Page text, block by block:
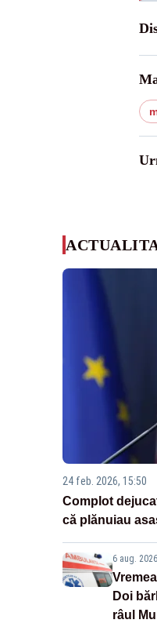
24 feb. 2026, 15:50
Complot
că plănuiau
6 aug.
Doi
râul